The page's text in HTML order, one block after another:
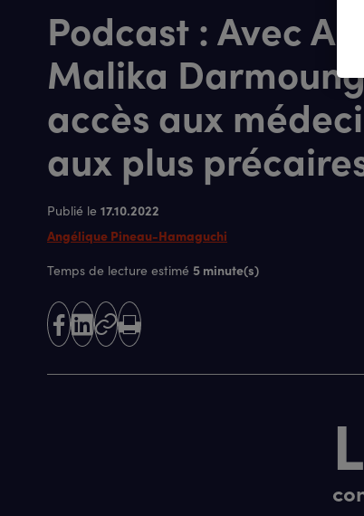
Podcast : Avec
Malika
accès aux
aux plus
Publié le 17.10.2022
Angélique Pineau-Hamaguchi
Temps de lecture estimé 5 minute(s)
partager
facebook
partager
linkedin
Copier
Imprimer
L